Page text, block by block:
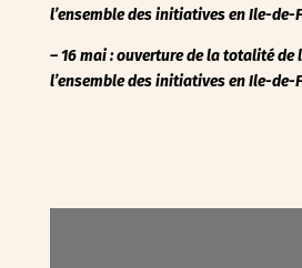
l’ensemble des initiatives en Ile-de-
– 16 mai : ouverture de la totalité de
l’ensemble des initiatives en Ile-de-